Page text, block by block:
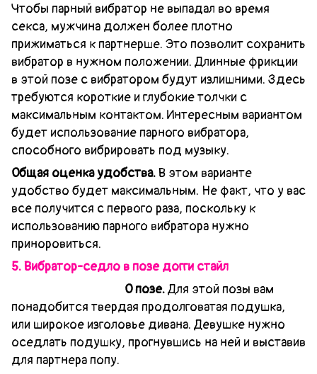
Чтобы парный вибратор не выпадал во время
секса, мужчина должен более плотно
прижиматься к партнерше. Это позволит сохранить
вибратор в нужном положении. Длинные фрикции
в этой позе с вибратором будут излишними. Здесь
требуются короткие и глубокие толчки с
максимальным контактом. Интересным вариантом
будет использование парного вибратора,
способного вибрировать под музыку.
Общая оценка удобства.В этом варианте
удобство будет максимальным. Не факт, что у вас
все получится с первого раза, поскольку к
использованию парного вибратора нужно
приноровиться.
5. Вибратор-седло в позе догги стайл
О позе.Для этой позы вам
понадобится твердая продолговатая подушка,
или широкое изголовье дивана. Девушке нужно
оседлать подушку, прогнувшись на ней и выставив
для партнера попу.